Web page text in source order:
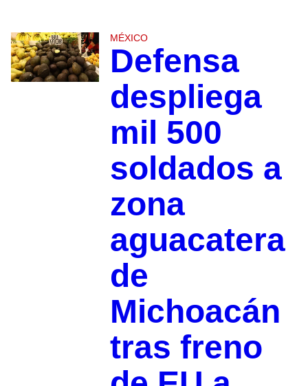
MÉXICO
Defensa
despliega
mil 500
soldados a
zona
aguacatera
de
Michoacán
tras freno